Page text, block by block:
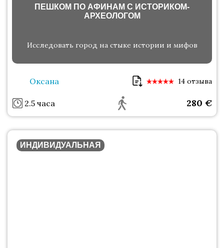
ПЕШКОМ ПО АФИНАМ С ИСТОРИКОМ-
АРХЕОЛОГОМ
Исследовать город на стыке истории и мифов
Оксана 14 отзыва
2.5 часа 280 €
ИНДИВИДУАЛЬНАЯ